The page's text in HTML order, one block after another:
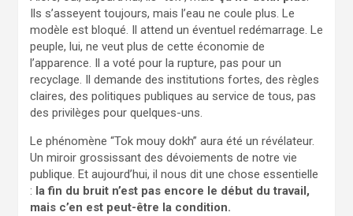
Ils s’asseyent toujours, mais l’eau ne coule plus. Le
modèle est bloqué. Il attend un éventuel redémarrage. Le
peuple, lui, ne veut plus de cette économie de
l’apparence. Il a voté pour la rupture, pas pour un
recyclage. Il demande des institutions fortes, des règles
claires, des politiques publiques au service de tous, pas
des privilèges pour quelques-uns.
Le phénomène “Tok mouy dokh” aura été un révélateur.
Un miroir grossissant des dévoiements de notre vie
publique. Et aujourd’hui, il nous dit une chose essentielle
: la fin du bruit n’est pas encore le début du travail,
mais c’en est peut-être la condition.